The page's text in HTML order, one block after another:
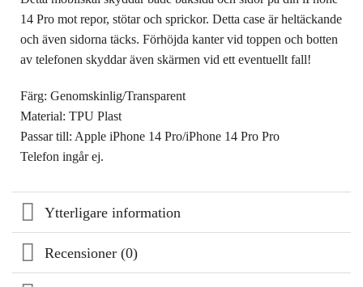
14 Pro mot repor, stötar och sprickor. Detta case är heltäckande
och även sidorna täcks. Förhöjda kanter vid toppen och botten
av telefonen skyddar även skärmen vid ett eventuellt fall!
Färg: Genomskinlig/Transparent
Material: TPU Plast
Passar till: Apple iPhone 14 Pro/iPhone 14 Pro Pro
Telefon ingår ej.
Ytterligare information
Recensioner (0)